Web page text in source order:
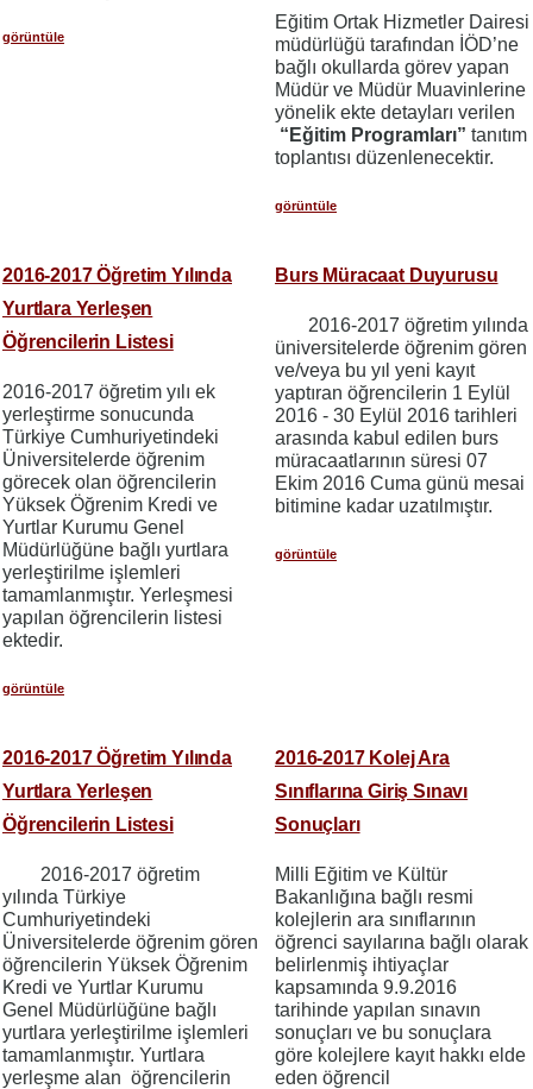
görüntüle
Eğitim Ortak Hizmetler Dairesi
müdürlüğü tarafından İÖD’ne
bağlı okullarda görev yapan
Müdür ve Müdür Muavinlerine
yönelik ekte detayları verilen
“Eğitim Programları” tanıtım
toplantısı düzenlenecektir.
görüntüle
2016-2017 Öğretim Yılında
Yurtlara Yerleşen
Öğrencilerin Listesi
2016-2017 öğretim yılı ek
yerleştirme sonucunda
Türkiye Cumhuriyetindeki
Üniversitelerde öğrenim
görecek olan öğrencilerin
Yüksek Öğrenim Kredi ve
Yurtlar Kurumu Genel
Müdürlüğüne bağlı yurtlara
yerleştirilme işlemleri
tamamlanmıştır. Yerleşmesi
yapılan öğrencilerin listesi
ektedir.
görüntüle
Burs Müracaat Duyurusu
2016-2017 öğretim yılında
üniversitelerde öğrenim gören
ve/veya bu yıl yeni kayıt
yaptıran öğrencilerin 1 Eylül
2016 - 30 Eylül 2016 tarihleri
arasında kabul edilen burs
müracaatlarının süresi 07
Ekim 2016 Cuma günü mesai
bitimine kadar uzatılmıştır.
görüntüle
2016-2017 Öğretim Yılında
Yurtlara Yerleşen
Öğrencilerin Listesi
2016-2017 öğretim
yılında Türkiye
Cumhuriyetindeki
Üniversitelerde öğrenim gören
öğrencilerin Yüksek Öğrenim
Kredi ve Yurtlar Kurumu
Genel Müdürlüğüne bağlı
yurtlara yerleştirilme işlemleri
tamamlanmıştır. Yurtlara
yerleşme alan öğrencilerin
2016-2017 Kolej Ara
Sınıflarına Giriş Sınavı
Sonuçları
Milli Eğitim ve Kültür
Bakanlığına bağlı resmi
kolejlerin ara sınıflarının
öğrenci sayılarına bağlı olarak
belirlenmiş ihtiyaçlar
kapsamında 9.9.2016
tarihinde yapılan sınavın
sonuçları ve bu sonuçlara
göre kolejlere kayıt hakkı elde
eden öğrencil